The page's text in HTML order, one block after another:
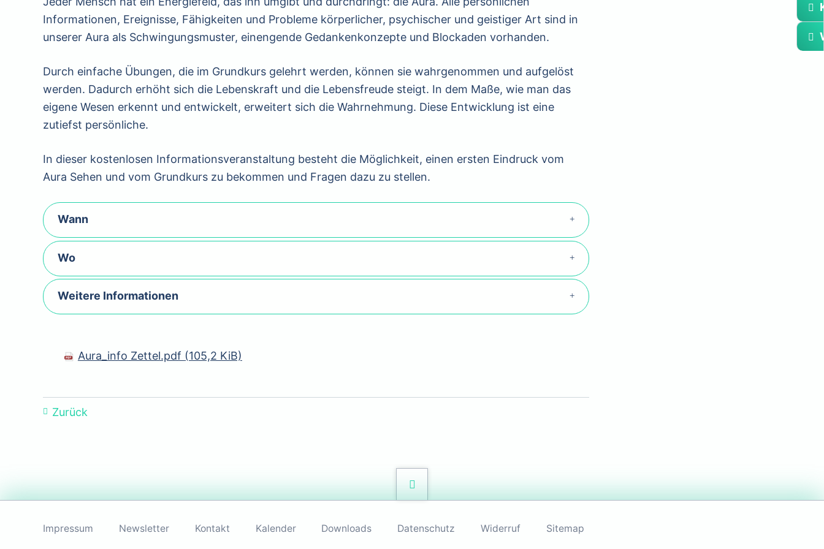
Informationen, Ereignisse, Fähigkeiten und Probleme körperlicher, psychischer und geistiger Art sind in
unserer Aura als Schwingungsmuster, einengende Gedankenkonzepte und Blockaden vorhanden.
Durch einfache Übungen, die im Grundkurs gelehrt werden, können sie wahrgenommen und aufgelöst
werden. Dadurch erhöht sich die Lebenskraft und die Lebensfreude steigt. In dem Maße, wie man das
eigene Wesen erkennt und entwickelt, erweitert sich die Wahrnehmung. Diese Entwicklung ist eine
zutiefst persönliche.
In dieser kostenlosen Informationsveranstaltung besteht die Möglichkeit, einen ersten Eindruck vom
Aura Sehen und vom Grundkurs zu bekommen und Fragen dazu zu stellen.
Wann
Wo
Weitere Informationen
Aura_info Zettel.pdf (105,2 KiB)
Zurück
überspringen
Impressum Newsletter Kontakt Kalender Downloads Datenschutz Widerruf Sitemap